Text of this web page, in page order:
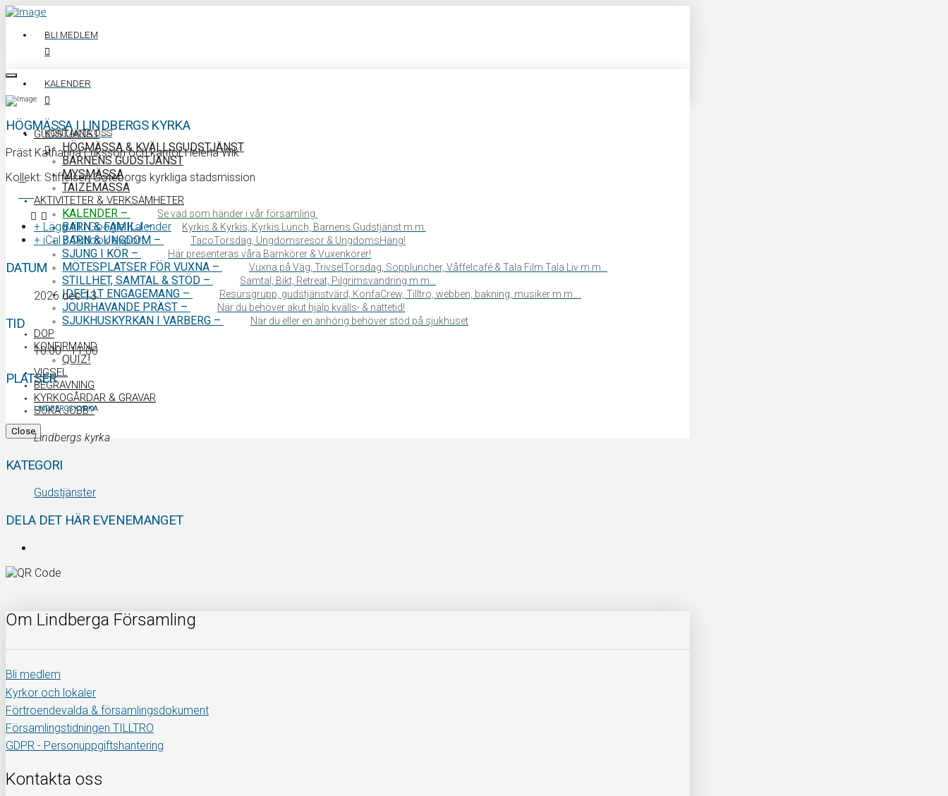
BLI MEDLEM
KALENDER
KONTAKTA OSS
0340 64 11 00
GUDSTJÄNST
HÖGMÄSSA & KVÄLLSGUDSTJÄNST
BARNENS GUDSTJÄNST
MYSMÄSSA
TAIZÉMÄSSA
AKTIVITETER & VERKSAMHETER
KALENDER – Se vad som händer i vår församling.
BARN & FAMILJ– Kyrkis & Kyrkis, Kyrkis Lunch, Barnens Gudstjänst m.m.
BARN & UNGDOM – TacoTorsdag, Ungdomsresor & UngdomsHäng!
SJUNG I KÖR – Här presenteras våra Barnkörer & Vuxenkörer!
MÖTESPLATSER FÖR VUXNA – Vuxna på Väg, TrivselTorsdag, Soppluncher, Våffelcafé & Tala Film Tala Liv m.m…
STILLHET, SAMTAL & STÖD – Samtal, Bikt, Retreat, Pilgrimsvandring m.m…
IDEELLT ENGAGEMANG – Resursgrupp, gudstjänstvärd, KonfaCrew, Tilltro, webben, bakning, musiker m.m….
JOURHAVANDE PRÄST – När du behöver akut hjälp kvälls- & nattetid!
SJUKHUSKYRKAN I VARBERG – När du eller en anhörig behöver stöd på sjukhuset
DOP
KONFIRMAND
QUIZ!
VIGSEL
BEGRAVNING
KYRKOGÅRDAR & GRAVAR
SÖKA JOBB?
Close
HÖGMÄSSA I LINDBERGS KYRKA
Präst Katharina Eriksson och kantor Helena Wik
Kollekt: Stiftelsen Göteborgs kyrkliga stadsmission
+ Lägg till i Google Kalender
+ iCal / Outlook export
DATUM
2026 dec 13
TID
10:00 - 11:00
PLATSER
LINDBERGS KYRKA
Lindbergs kyrka
KATEGORI
Gudstjänster
DELA DET HÄR EVENEMANGET
Om Lindberga Församling
Bli medlem
Kyrkor och lokaler
Förtroendevalda & församlingsdokument
Församlingstidningen TILLTRO
GDPR - Personuppgiftshantering
Kontakta oss